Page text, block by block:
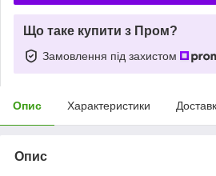
Що таке купити з Пром?
Замовлення під захистом
Опис Характеристики
Опис